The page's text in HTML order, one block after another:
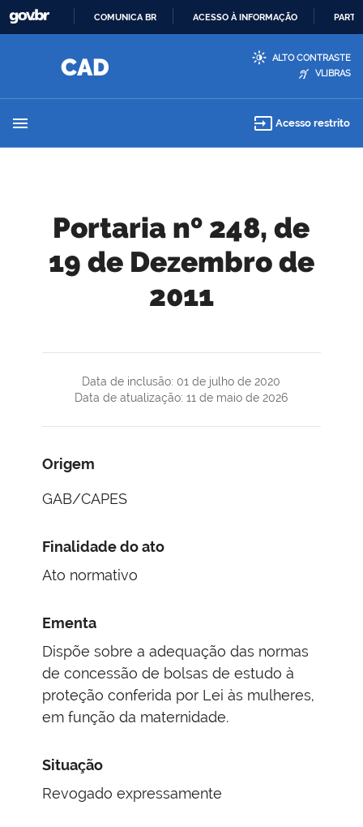
CONTEÚDO
COMUNICA BR ACESSO À INFORMAÇÃO
ALTO CONTRASTE
VLIBRAS
menu input Acesso restrito
Portaria nº 248, de
19 de Dezembro de
2011
Data de inclusão: 01 de julho de 2020
Data de atualização: 11 de maio de 2026
Origem
GAB/CAPES
Finalidade do ato
Ato normativo
Ementa
Dispõe sobre a adequação das normas
de concessão de bolsas de estudo à
proteção conferida por Lei às mulheres,
em função da maternidade.
Situação
Revogado expressamente